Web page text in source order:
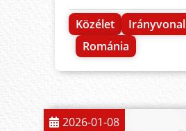
Közélet
Irányvonal
Románia
2026-01-08